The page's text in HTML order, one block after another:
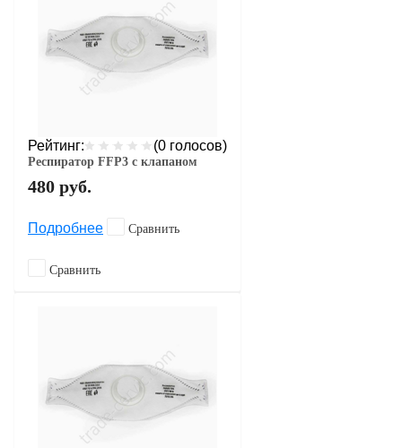
Рейтинг: (0 голосов)
Респиратор FFP3 с клапаном
480 руб.
Подробнее Сравнить
Сравнить